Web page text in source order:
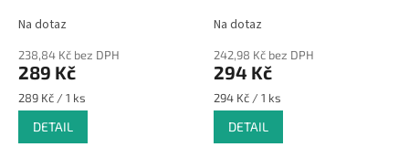
58x12x2400mm
Na dotaz
238,84 Kč bez DPH
289 Kč
Měrná
cena:
289 Kč / 1 ks
DETAIL
58x12x1870mm
Na dotaz
242,98 Kč bez DPH
294 Kč
Měrná
cena:
294 Kč / 1 ks
DETAIL